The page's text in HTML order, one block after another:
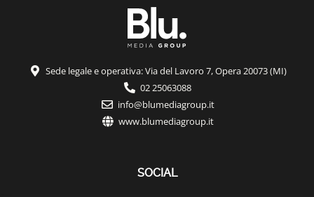
Sede legale e operativa: Via del Lavoro 7, Opera 20073 (MI)
02 25063088
info@blumediagroup.it
www.blumediagroup.it
SOCIAL